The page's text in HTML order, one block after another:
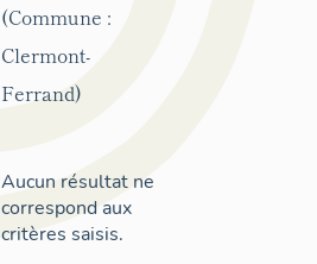
(Commune :
Clermont-
Ferrand)
Aucun résultat ne
correspond aux
critères saisis.